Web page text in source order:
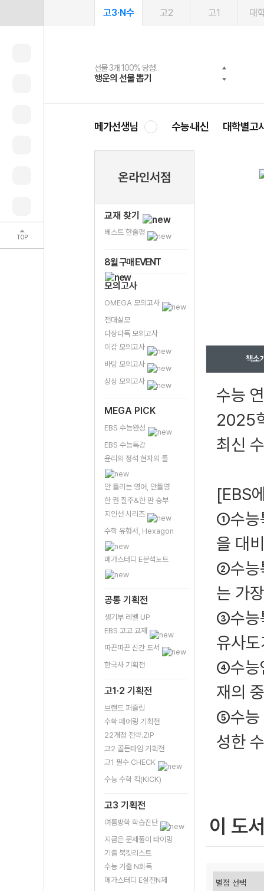
TOP
고3·N수 고2 고1 대
선물 3개 100% 당첨!
행운의 선물 뽑기
선물 100% 증정!
메가스터디 X 올리브
여름방학 스터디 캐시백
메가런 썸머스쿨
2027 러셀 단과
강사 공개선발
스마트러닝앱
설문 EVENT
메가패스
3일 무료 체험권
메가패스 수강생 무료혜택!
메가클럽 멤버십
사회공헌 캠페인
희망이룸 메가나눔
메가선생님 수능·내신 대학별고
온라인서점
교재 찾기
베스트 한줄평
8월 구매 EVENT
모의고사
OMEGA 모의고사
전대실모
다상다독 모의고사
이감 모의고사
바탕 모의고사
상상 모의고사
MEGA PICK
EBS 수능완성
EBS 수능특강
윤리의 정석 현자의 돌
안 틀리는 영어, 안틀영
한 권 질주&한 판 승부
지인선 시리즈
수학 유형서, Hexagon
메가스터디 E분석노트
공통 기획전
생기부 레벨 UP
EBS 고교 교재
따끈따끈 신간 도서
한국사 기획전
고1·2 기획전
브랜드 퍼즐링
수학 페어링 기획전
22개정 전략.ZIP
고2 골든타임 기획전
고1 필수 CHECK
수능 수학 킥(KICK)
고3 기획전
여름방학 학습진단
지금은 문제풀이 타이밍
기출 북킷리스트
수능 기출 N회독
메가스터디 E실전N제
책소
수능
2025
최신
[EBS
①수능
을 대
②수능
는 가
③수능
유사
④수능
재의
⑤수능
성한
이 도